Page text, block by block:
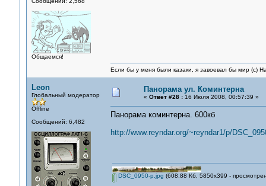
Общаемся!
Если бы у меня были казаки, я завоевал бы мир (с)
Leon
Глобальный модератор
Offline
Сообщений: 6,482
Панорама ул. Коминтерна
« Ответ #28 :16 Июля 2008, 00:57:39 »
Панорама коминтерна. 600кб
http://www.reyndar.org/~reyndar1/p/
DSC_0950-p.jpg (608.88 Кб, 5850x399 -